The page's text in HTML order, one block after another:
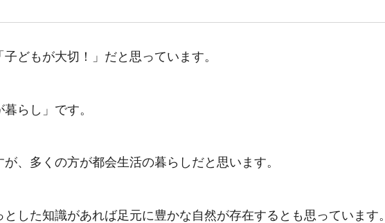
どもが大切！」だと思っています。
らし」です。
、多くの方が都会生活の暮らしだと思います。
した知識があれば足元に豊かな自然が存在するとも思っています。